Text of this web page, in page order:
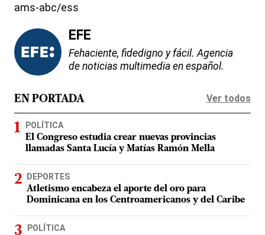
ams-abc/ess
EFE
Fehaciente, fidedigno y fácil. Agencia
de noticias multimedia en español.
EN PORTADA Ver todos
POLÍTICA
El Congreso estudia crear nuevas provincias
llamadas Santa Lucía y Matías Ramón Mella
DEPORTES
Atletismo encabeza el aporte del oro para
Dominicana en los Centroamericanos y del Caribe
POLÍTICA